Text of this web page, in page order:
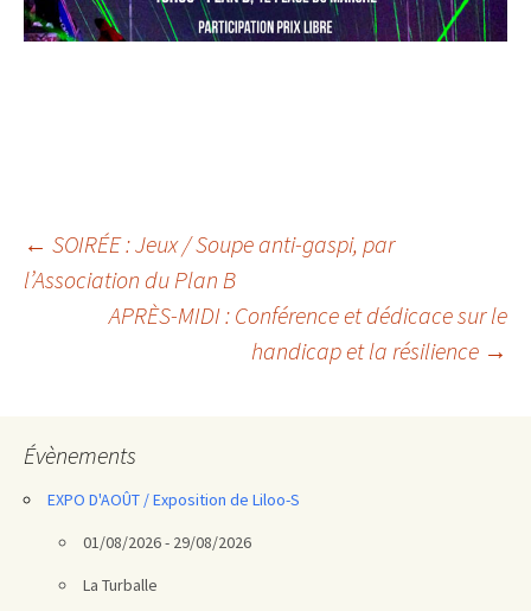
Navigation
des
← SOIRÉE : Jeux / Soupe anti-gaspi, par
l’Association du Plan B
APRÈS-MIDI : Conférence et dédicace sur le
handicap et la résilience →
Évènements
EXPO D'AOÛT / Exposition de Liloo-S
01/08/2026 - 29/08/2026
La Turballe